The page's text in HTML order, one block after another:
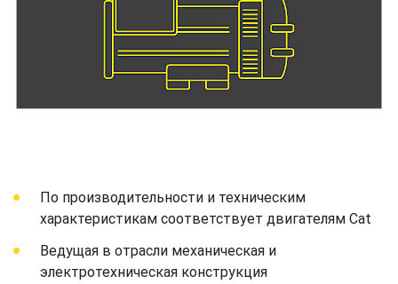
По производительности и техническим
характеристикам соответствует двигателям Cat
Ведущая в отрасли механическая и
электротехническая конструкция